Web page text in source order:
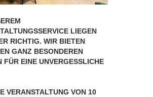
LIEGEN
RICHTIG. WIR BIETEN
GANZ BESONDEREN
FÜR EINE UNVERGESSLICHE
VERANSTALTUNG VON 10